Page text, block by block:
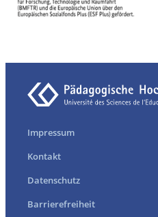
Impressum
Kontakt
Datenschutz
Barrierefreiheit